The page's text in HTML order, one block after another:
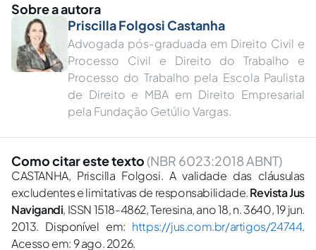
Sobre a autora
Priscilla Folgosi Castanha
Advogada pós-graduada em Direito Civil e
Processo Civil e Direito do Trabalho e
Processo do Trabalho pela Escola Paulista
de Direito e MBA em Direito Empresarial
pela Fundação Getúlio Vargas.
Como citar este texto (NBR 6023:2018 ABNT)
CASTANHA, Priscilla Folgosi. A validade das cláusulas
excludentes e limitativas de responsabilidade.Revista Jus
Navigandi, ISSN 1518-4862, Teresina, ano 18, n. 3640, 19 jun.
2013. Disponível em: https://jus.com.br/artigos/24744.
Acesso em: 9 ago. 2026.